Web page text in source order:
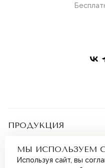
ПРОДУКЦИЯ
Наборы
Дополнительно
Подарочные сертификаты
ПОКУПАТЕЛЯМ
Бонусная программа
Магазины
МЫ ИСПОЛЬЗУЕМ
Используя сайт, вы